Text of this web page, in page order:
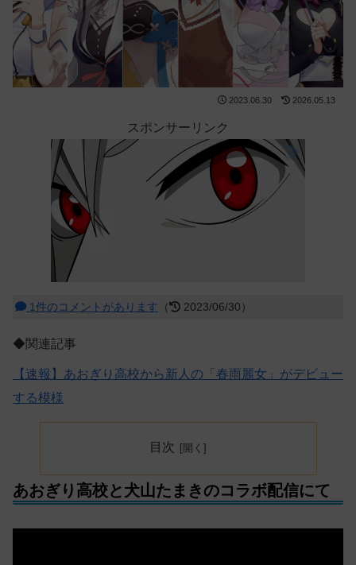
2023.06.30 2026.05.13
スポンサーリンク
1件のコメントがあります （ 2023/06/30）
◆関連記事
【速報】あおぎり高校から新人の「春雨麗女」がデビュー
する模様
目次
あおぎり高校と犬山たまきのコラボ配信にて